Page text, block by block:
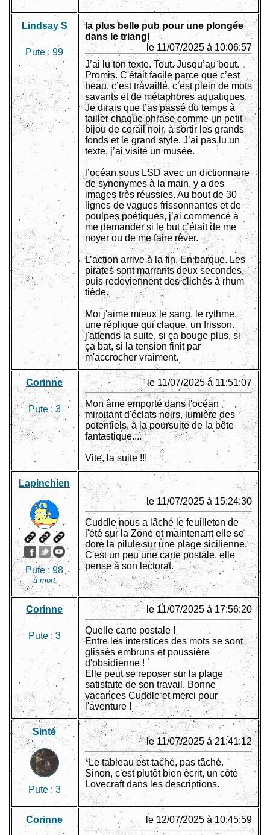
Lindsay S
Pute : 99
la plus belle pub pour une plongée
dans le triangl
le 11/07/2025 à 10:06:57
J’ai lu ton texte. Tout. Jusqu’au bout.
Promis. C'était facile parce que c’est
beau, c’est travaillé, c’est plein de mots
savants et de métaphores aquatiques.
Je dirais que t’as passé du temps à
tailler chaque phrase comme un petit
bijou de corail noir, à sortir les grands
fonds et le grand style. J’ai pas lu un
texte, j’ai visité un musée.
l’océan sous LSD avec un dictionnaire
de synonymes à la main, y a des
images très réussies. Au bout de 30
lignes de vagues frissonnantes et de
poulpes poétiques, j’ai commencé à
me demander si le but c’était de me
noyer ou de me faire rêver.
L’action arrive à la fin. En barque. Les
pirates sont marrants deux secondes,
puis redeviennent des clichés à rhum
tiède.
Moi j'aime mieux le sang, le rythme,
une réplique qui claque, un frisson.
j'attends la suite, si ça bouge plus, si
ça bat, si la tension finit par
m'accrocher vraiment.
Corinne
Pute :3
le 11/07/2025 à 11:51:07
Mon âme emporté dans l'océan
miroitant d'éclats noirs, lumière des
potentiels, à la poursuite de la bête
fantastique....
Vite, la suite !!!
Lapinchien
Pute : 98
à mort
le 11/07/2025 à 15:24:30
Cuddle nous a lâché le feuilleton de
l'été sur la Zone et maintenant elle se
dore la pilule sur une plage sicilienne.
C'est un peu une carte postale, elle
pense à son lectorat.
Corinne
Pute :3
le 11/07/2025 à 17:56:20
Quelle carte postale !
Entre les interstices des mots se sont
glissés embruns et poussière
d'obsidienne !
Elle peut se reposer sur la plage
satisfaite de son travail. Bonne
vacances Cuddle et merci pour
l'aventure !
Sinté
Pute :3
le 11/07/2025 à 21:41:12
*Le tableau est taché, pas tâché.
Sinon, c'est plutôt bien écrit, un côté
Lovecraft dans les descriptions.
Corinne le 12/07/2025 à 10:45:59